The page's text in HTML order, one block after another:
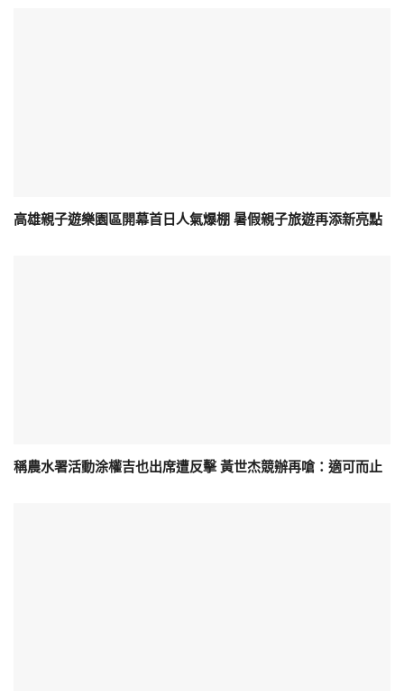
高雄親子遊樂園區開幕首日人氣爆棚 暑假親子旅遊再添新亮點
稱農水署活動涂權吉也出席遭反擊 黃世杰競辦再嗆：適可而止